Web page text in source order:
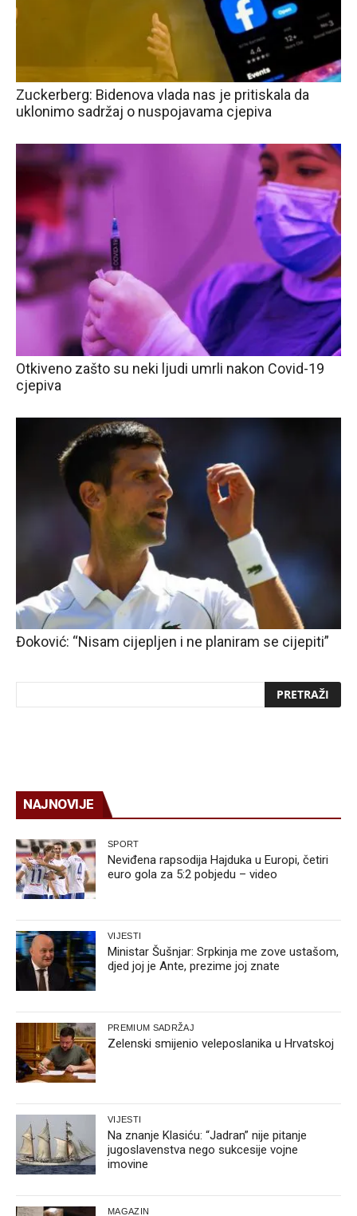
Zuckerberg: Bidenova vlada nas je pritiskala da
uklonimo sadržaj o nuspojavama cjepiva
Otkiveno zašto su neki ljudi umrli nakon Covid-19
cjepiva
Đoković: “Nisam cijepljen i ne planiram se cijepiti”
NAJNOVIJE
SPORT
Neviđena rapsodija Hajduka u Europi, četiri
euro gola za 5:2 pobjedu – video
VIJESTI
Ministar Šušnjar: Srpkinja me zove ustašom,
djed joj je Ante, prezime joj znate
PREMIUM SADRŽAJ
Zelenski smijenio veleposlanika u Hrvatskoj
VIJESTI
Na znanje Klasiću: “Jadran” nije pitanje
jugoslavenstva nego sukcesije vojne
imovine
MAGAZIN